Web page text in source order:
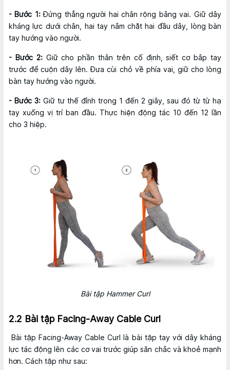
- Bước 1:Đứng thẳng người hai chân rộng bằng vai. Giữ dây
kháng lực dưới chân, hai tay nắm chặt hai đầu dây, lòng bàn
tay hướng vào người.
- Bước 2: Giữ cho phần thân trên cố định, siết cơ bắp tay
trước để cuộn dây lên. Đưa cùi chỏ về phía vai, giữ cho lòng
bàn tay hướng vào người.
- Bước 3: Giữ tư thế đỉnh trong 1 đến 2 giây, sau đó từ từ hạ
tay xuống vị trí ban đầu. Thực hiện động tác 10 đến 12 lần
cho 3 hiệp.
Bài tập Hammer Curl
2.2 Bài tập Facing-Away Cable Curl
Bài tập Facing-Away Cable Curl là bài tập tay với dây kháng
lực tác động lên các cơ vai trước giúp săn chắc và khoẻ mạnh
hơn. Cách tập như sau: